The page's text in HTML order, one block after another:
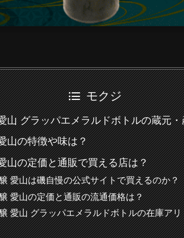
モクジ
山 グラッパエメラルドボトルの蔵元
山の特徴や味は？
山の定価と通販で買える店は？
愛山は磯自慢の公式サイトで買えるのか？
愛山の定価と通販の流通価格は？
愛山 グラッパエメラルドボトルの在庫アリ